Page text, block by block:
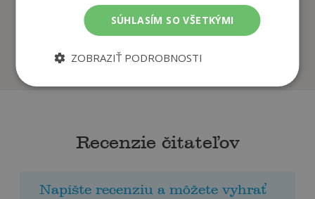
I’m Very Busy
Oliver Jeffers,
U dodávateľa
Lost And Found
Oliver Jeffers,
U dodávateľa
Recenzie čitateľov
Napíšte recenziu a môžete vyhrať
SÚHLASÍM SO VŠETKÝMI
ZOBRAZIŤ PODROBNOSTI